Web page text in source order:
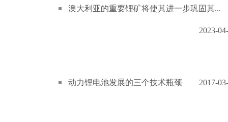
澳大利亚的重要锂矿将使其进一步巩固其...
2023-
动力锂电池发展的三个技术瓶颈 2017-